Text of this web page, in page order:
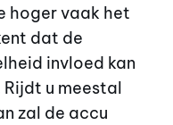
hoger vaak het
dat de
invloed kan
u meestal
zal de accu